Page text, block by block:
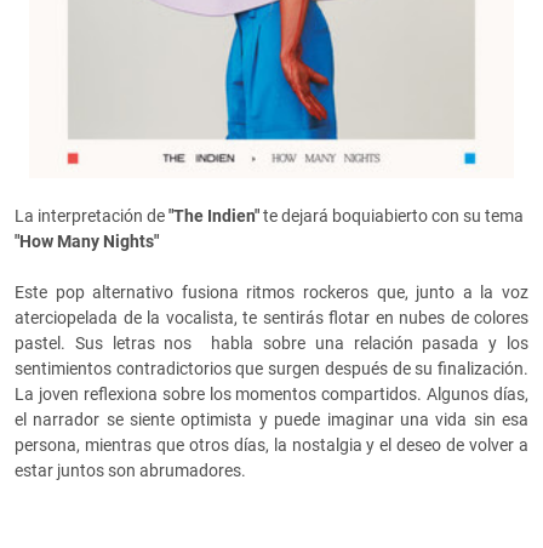
La interpretación de"The Indien"te dejará boquiabierto con su tema
"How Many Nights"
Este pop alternativo fusiona ritmos rockeros que, junto a la voz
aterciopelada de la vocalista, te sentirás flotar en nubes de colores
pastel. Sus letras nos habla sobre una relación pasada y los
sentimientos contradictorios que surgen después de su finalización.
La joven reflexiona sobre los momentos compartidos. Algunos días,
el narrador se siente optimista y puede imaginar una vida sin esa
persona, mientras que otros días, la nostalgia y el deseo de volver a
estar juntos son abrumadores.